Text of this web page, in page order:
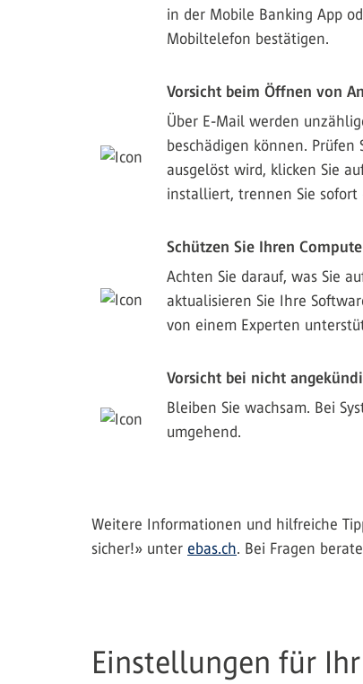
in der Mobile Banking App
Mobiltelefon bestätigen.
Vorsicht beim Öffnen von
Über E-Mail werden
beschädigen können.
ausgelöst wird, klicken Sie
installiert, trennen Sie sofort
Schützen Sie Ihren
Achten Sie darauf, was Sie
aktualisieren Sie Ihre
von einem Experten
Vorsicht bei nicht
Bleiben Sie wachsam. Bei
umgehend.
Weitere Informationen und hilfreiche
sicher!» unter ebas.ch. Bei Fragen
Einstellungen für